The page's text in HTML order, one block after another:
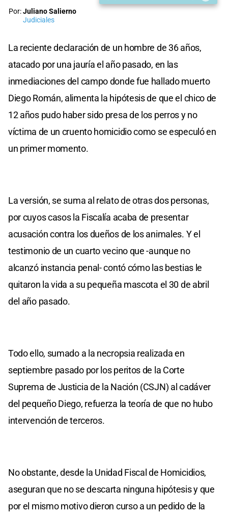
Por:Juliano Salierno
Judiciales
La reciente declaración de un hombre de 36 años,
atacado por una jauría el año pasado, en las
inmediaciones del campo donde fue hallado muerto
Diego Román, alimenta la hipótesis de que el chico de
12 años pudo haber sido presa de los perros y no
víctima de un cruento homicidio como se especuló en
un primer momento.
La versión, se suma al relato de otras dos personas,
por cuyos casos la Fiscalía acaba de presentar
acusación contra los dueños de los animales. Y el
testimonio de un cuarto vecino que -aunque no
alcanzó instancia penal- contó cómo las bestias le
quitaron la vida a su pequeña mascota el 30 de abril
del año pasado.
Todo ello, sumado a la necropsia realizada en
septiembre pasado por los peritos de la Corte
Suprema de Justicia de la Nación (CSJN) al cadáver
del pequeño Diego, refuerza la teoría de que no hubo
intervención de terceros.
No obstante, desde la Unidad Fiscal de Homicidios,
aseguran que no se descarta ninguna hipótesis y que
por el mismo motivo dieron curso a un pedido de la